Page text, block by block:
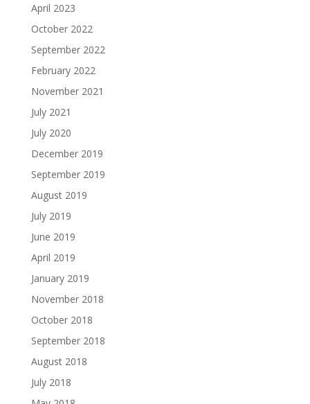
April 2023
October 2022
September 2022
February 2022
November 2021
July 2021
July 2020
December 2019
September 2019
August 2019
July 2019
June 2019
April 2019
January 2019
November 2018
October 2018
September 2018
August 2018
July 2018